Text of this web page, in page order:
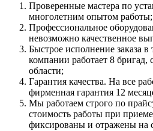
Проверенные мастера по
многолетним опытом работы;
Профессиональное
невозможно качественное
Быстрое исполнение заказа
компании работает 8
области;
Гарантия качества. На все
фирменная гарантия 12
Мы работаем строго по
стоимость работы при
фиксированы и отражены на